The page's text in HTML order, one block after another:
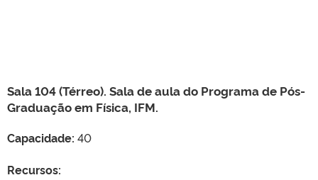
Sala 104 (Térreo). Sala de aula do Programa de Pós-
Graduação em Física, IFM.
Capacidade: 40
Recursos: